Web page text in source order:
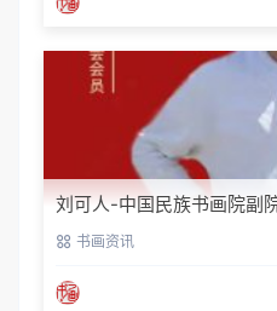
刘可人-中国民族书画院副
书画资讯